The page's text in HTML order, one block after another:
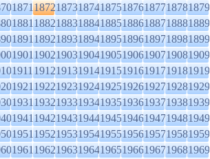
187118721873187418751876187718781879
188118821883188418851886188718881889
189118921893189418951896189718981899
190119021903190419051906190719081909
191119121913191419151916191719181919
192119221923192419251926192719281929
193119321933193419351936193719381939
194119421943194419451946194719481949
195119521953195419551956195719581959
196119621963196419651966196719681969